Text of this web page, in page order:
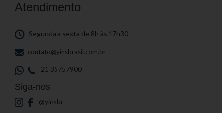
Atendimento
Segunda a sexta de 8h às 17h30
contato@yinsbrasil.com.br
21 35757900
Siga-nos
@yinsbr